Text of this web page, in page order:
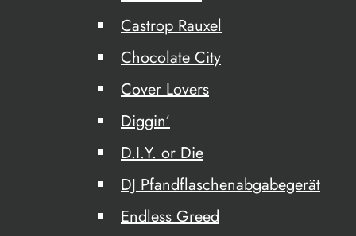
Castrop Rauxel
Chocolate City
Cover Lovers
Diggin‘
D.I.Y. or Die
DJ Pfandflaschenabgabegerät
Endless Greed